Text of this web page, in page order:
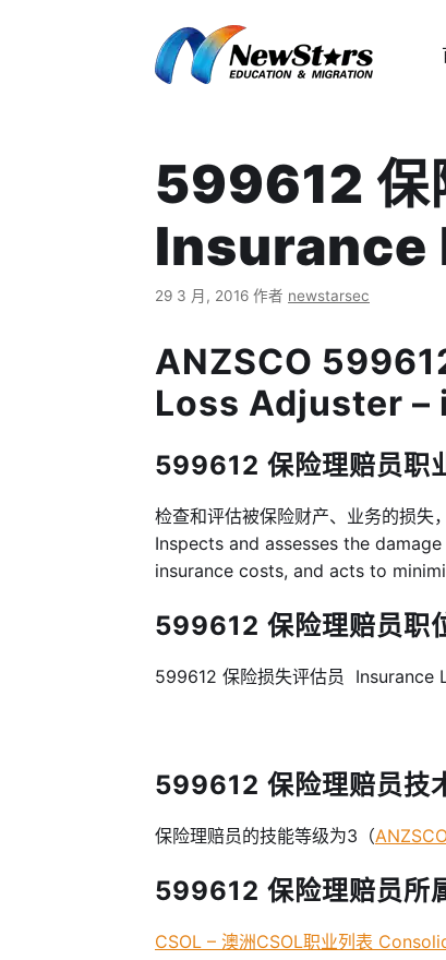
599612 保
Insurance
29 3 月, 2016 作者 newstarsec
ANZSCO
Loss Adjuster –
599612 保险理赔员
检查和评估被保险财产、业务的损失
Inspects and assesses the
insurance costs, and acts to
599612 保险理赔员职
599612 保险损失评估员 Insurance
599612 保险理赔员
保险理赔员的技能等级为3（
599612 保险理赔员所
CSOL – 澳洲CSOL职业列表